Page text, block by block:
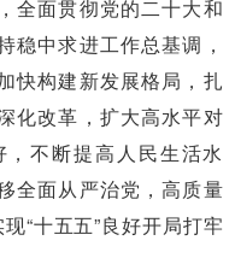
全面贯彻党的二十大和
稳中求进工作总基调，
快构建新发展格局，扎
化改革，扩大高水平对
不断提高人民生活水
全面从严治党，高质量
“十五五”良好开局打牢